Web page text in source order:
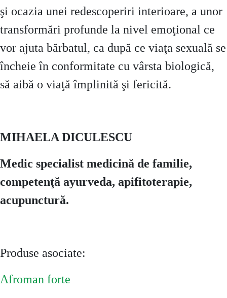
şi ocazia unei redescoperiri interioare, a unor
transformări profunde la nivel emoţional ce
vor ajuta bărbatul, ca după ce viaţa sexuală se
încheie în conformitate cu vârsta biologică,
să aibă o viaţă împlinită şi fericită.
MIHAELA DICULESCU
Medic specialist medicină de familie,
competenţă ayurveda, apifitoterapie,
acupunctură.
Produse asociate:
Afroman forte